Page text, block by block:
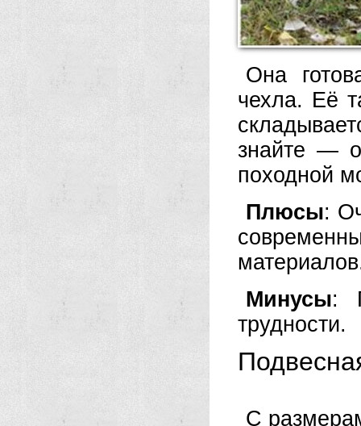
Она
чехла. Её
знайте —
походной
Плюсы:
Минусы:
трудности.
С